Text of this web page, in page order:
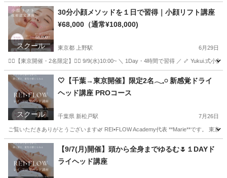
大分 別府市 別府駅
スクール
30分小顔メソッドを１日で習得｜小顔リフト講座
¥68,000（通常¥108,000)
東京都 上野駅 6月29日
❤️‍🔥【東京開催・2名限定】❤️‍🔥 9/9(水)10:00~ ＼ 1Day・4時間で習得 ／ 🦴 Yukui.式小
東京 墨田区 上野駅 その他 小顔
スクール
🤍【千葉→東京開催】限定2名𓂃𓈒𓏸 新感覚ドライ
ヘッド講座 PROコース
千葉県 新松戸駅 7月26日
ご覧いただきありがとうございます🌿 REI•FLOW Academy代表 **Marie**です。 東
千葉 松戸市 新松戸駅 ヘッドスパ ヘッド
【9/7(月)開催】頭から全身までゆるむ🌷１DAYド
ライヘッド講座